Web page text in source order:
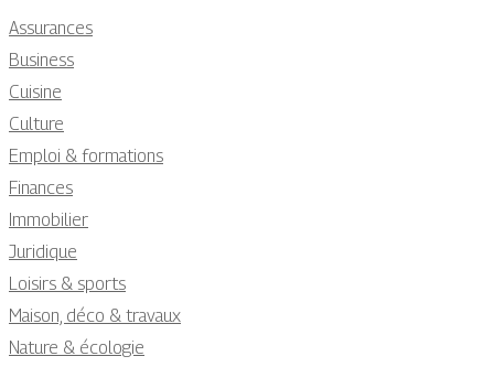
Assurances
Business
Cuisine
Culture
Emploi & formations
Finances
Immobilier
Juridique
Loisirs & sports
Maison, déco & travaux
Nature & écologie